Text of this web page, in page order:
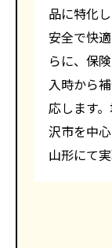
品に特化
安全で快
らに、保
入時から
応します
沢市を中
山形にて実